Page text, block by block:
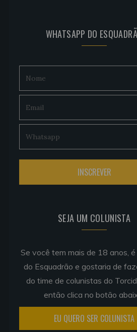
WHATSAPP DO
SEJA UM COLUNISTA
Se você tem mais de 18 anos,
do Esquadrão e gostaria de
do time de colunistas do
então clica no botão
EU QUERO SER COLUNISTA